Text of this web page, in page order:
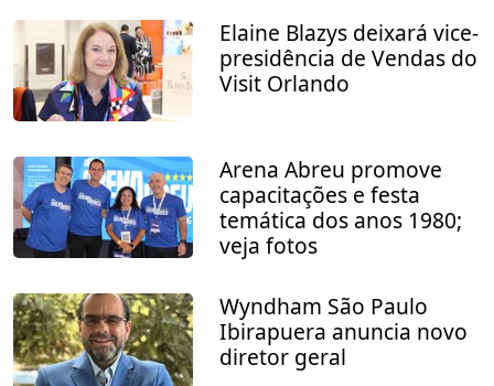
Elaine Blazys deixará vice-
presidência de Vendas do
Visit Orlando
Arena Abreu promove
capacitações e festa
temática dos anos 1980;
veja fotos
Wyndham São Paulo
Ibirapuera anuncia novo
diretor geral